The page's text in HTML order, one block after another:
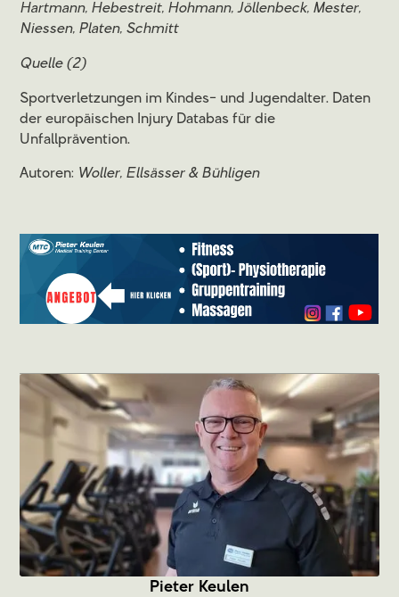
Hartmann, Hebestreit, Hohmann, Jöllenbeck, Mester,
Niessen, Platen, Schmitt
Quelle (2)
Sportverletzungen im Kindes- und Jugendalter. Daten
der europäischen Injury Databas für die
Unfallprävention.
Autoren: Woller, Ellsässer & Bühligen
Pieter Keulen